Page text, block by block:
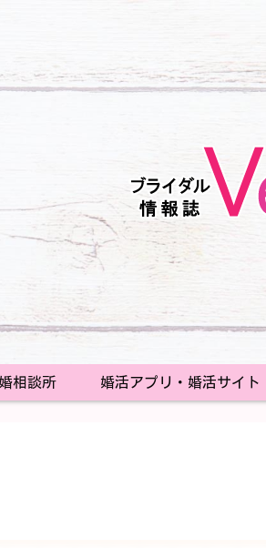
相談所 婚活アプリ・婚活サイト